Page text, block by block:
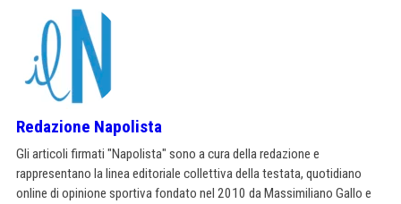
Redazione Napolista
Gli articoli firmati "Napolista" sono a cura della redazione e
rappresentano la linea editoriale collettiva della testata, quotidiano
online di opinione sportiva fondato nel 2010 da Massimiliano Gallo e